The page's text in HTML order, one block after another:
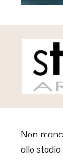
Non
allo stadio